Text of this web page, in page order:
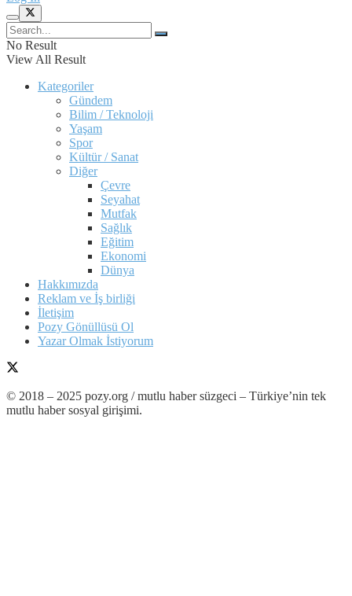
No Result
View All Result
Kategoriler
Gündem
Bilim / Teknoloji
Yaşam
Spor
Kültür / Sanat
Diğer
Çevre
Seyahat
Mutfak
Sağlık
Eğitim
Ekonomi
Dünya
Hakkımızda
Reklam ve İş birliği
İletişim
Pozy Gönüllüsü Ol
Yazar Olmak İstiyorum
© 2018 – 2025 pozy.org / mutlu haber süzgeci – Türkiye’nin tek
mutlu haber sosyal girişimi.